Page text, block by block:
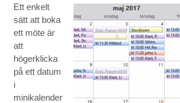
Ett enkelt
sätt att boka
ett möte är
att
högerklicka
på ett datum
i
minikalender